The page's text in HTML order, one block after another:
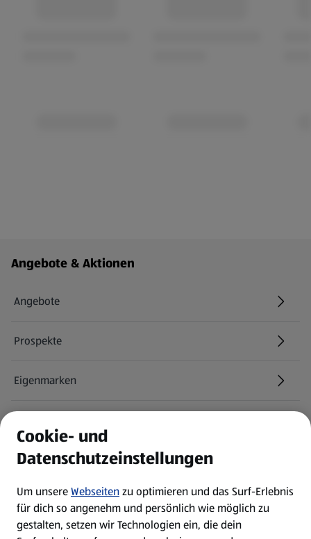
Fußzeilenmenü - weitere Links
Angebote & Aktionen
Angebote
Prospekte
Eigenmarken
Newsletter
WhatsApp
Cookie- und
Datenschutzeinstellungen
Um unsereWebseitenzu optimieren und das Surf-Erlebnis
für dich so angenehm und persönlich wie möglich zu
gestalten, setzen wir Technologien ein, die dein